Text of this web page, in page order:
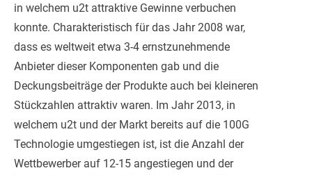
in welchem u2t attraktive Gewinne verbuchen
konnte. Charakteristisch für das Jahr 2008 war,
dass es weltweit etwa 3-4 ernstzunehmende
Anbieter dieser Komponenten gab und die
Deckungsbeiträge der Produkte auch bei kleineren
Stückzahlen attraktiv waren. Im Jahr 2013, in
welchem u2t und der Markt bereits auf die 100G
Technologie umgestiegen ist, ist die Anzahl der
Wettbewerber auf 12-15 angestiegen und der